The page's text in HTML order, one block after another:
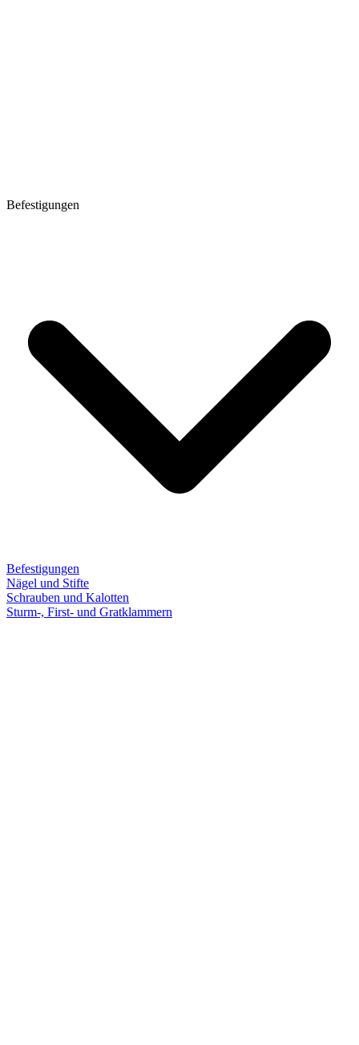
Befestigungen
Befestigungen
Nägel und Stifte
Schrauben und Kalotten
Sturm-, First- und Gratklammern